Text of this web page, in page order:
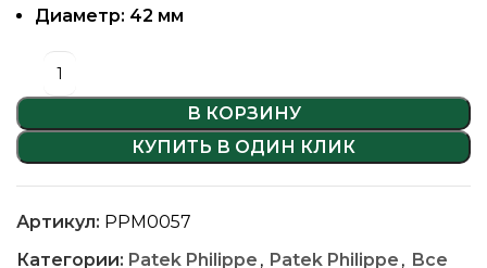
Диаметр: 42 мм
В КОРЗИНУ
КУПИТЬ В ОДИН КЛИК
Артикул: PPM0057
Категории: Patek Philippe , Patek Philippe , Все